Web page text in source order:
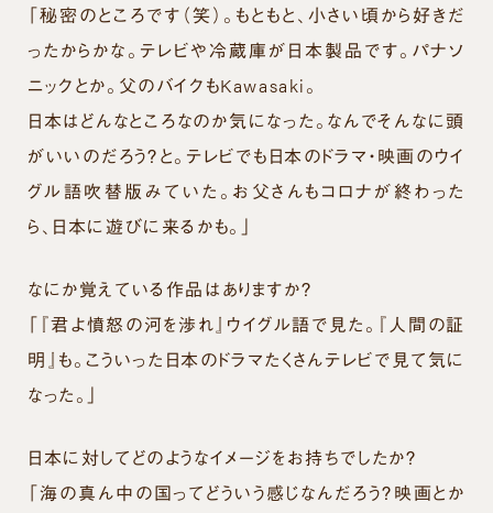
「秘密のところです（笑）。もともと、小さい頃から好きだ
ったからかな。テレビや冷蔵庫が日本製品です。パナソ
ニックとか。父のバイクもKawasaki。
日本はどんなところなのか気になった。なんでそんなに頭
がいいのだろう？と。テレビでも日本のドラマ・映画のウイ
グル語吹替版みていた。お父さんもコロナが終わった
ら、日本に遊びに来るかも。」
なにか覚えている作品はありますか？
「『君よ憤怒の河を渉れ』ウイグル語で見た。『人間の証
明』も。こういった日本のドラマたくさんテレビで見て気に
なった。」
日本に対してどのようなイメージをお持ちでしたか？
「海の真ん中の国ってどういう感じなんだろう？映画とか